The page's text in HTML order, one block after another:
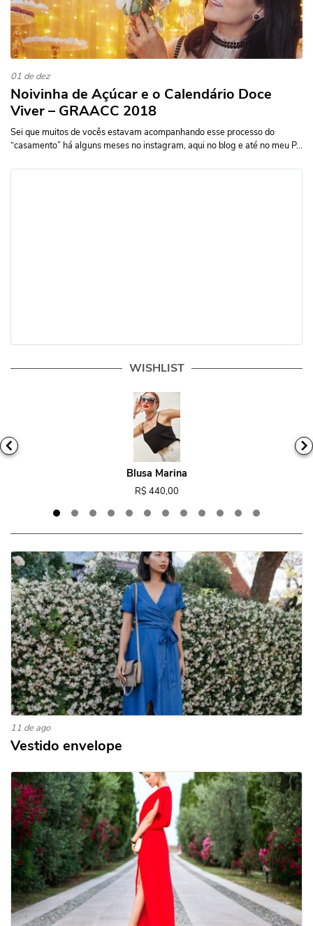
01 de dez
Noivinha de Açúcar e o Calendário Doce
Viver – GRAACC 2018
Sei que muitos de vocês estavam acompanhando esse processo do
“casamento” há alguns meses no instagram, aqui no blog e até no meu P...
WISHLIST
Blusa Marina
R$ 440,00
11 de ago
Vestido envelope